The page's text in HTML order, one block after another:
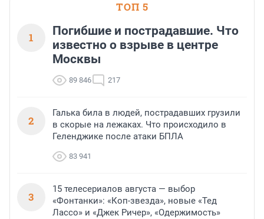
ТОП 5
1
Погибшие и пострадавшие. Что
известно о взрыве в центре
Москвы
89 846 217
2
Галька била в людей, пострадавших грузили
в скорые на лежаках. Что происходило в
Геленджике после атаки БПЛА
83 941
3
15 телесериалов августа — выбор
«Фонтанки»: «Коп-звезда», новые «Тед
Лассо» и «Джек Ричер», «Одержимость»